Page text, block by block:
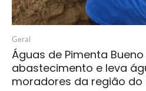
Geral
Águas de Pimenta
abastecimento e leva
moradores da região